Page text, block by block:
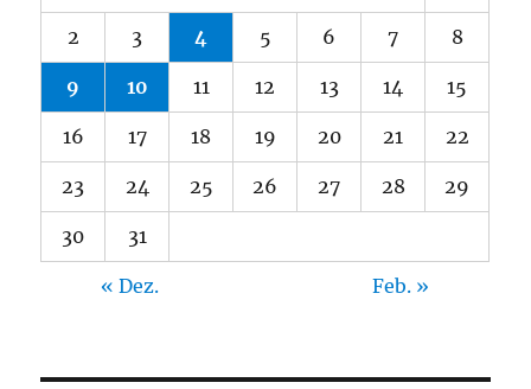
2 3 4 5 6 7 8
9 10 11 12 13 14 15
16 17 18 19 20 21 22
23 24 25 26 27 28 29
30 31
« Dez. Feb. »